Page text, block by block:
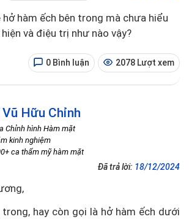
hở hàm ếch bên trong mà chưa hiểu
và điệu trị như nào vậy?
0 Bình luận 2078 Lượt xem
Hữu Chỉnh
Chỉnh hình Hàm mặt
kinh nghiệm
ca thẩm mỹ hàm mặt
Đã trả lời: 18/12/2024
trong, hay còn gọi là hở hàm ếch dưới